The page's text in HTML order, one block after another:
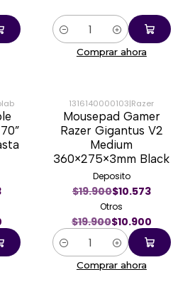
Cantidad
Comprar ahora
-45%
1316140000103|Razer
Mousepad Gamer
Razer Gigantus V2
Medium
360×275×3mm Black
Deposito
$19.900$10.573
Otros
$19.900$10.900
Cantidad
Comprar ahora